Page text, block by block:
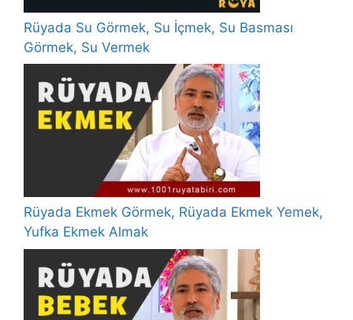
Rüyada Su Görmek, Su İçmek, Su Basması
Görmek, Su Vermek
Rüyada Ekmek Görmek, Rüyada Ekmek Yemek,
Yufka Ekmek Almak